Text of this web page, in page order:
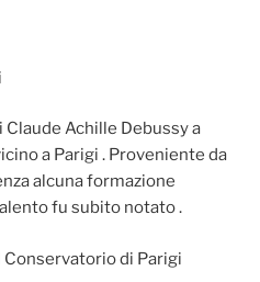
Achille Debussy a
a Parigi . Proveniente da
alcuna formazione
fu subito notato .
di Parigi